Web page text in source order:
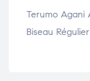
Terumo Agani
Biseau